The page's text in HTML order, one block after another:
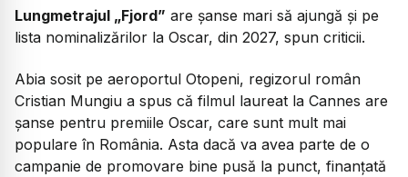
Lungmetrajul „Fjord” are șanse mari să ajungă și pe
lista nominalizărilor la Oscar, din 2027, spun criticii.
Abia sosit pe aeroportul Otopeni, regizorul român
Cristian Mungiu a spus că filmul laureat la Cannes are
șanse pentru premiile Oscar, care sunt mult mai
populare în România. Asta dacă va avea parte de o
campanie de promovare bine pusă la punct, finanțată